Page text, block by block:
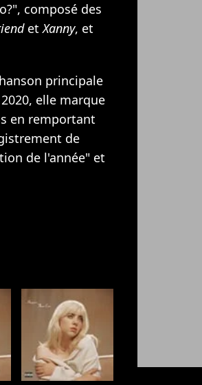
composé des
etXanny, et
principale
elle marque
en remportant
de
de l'année" et